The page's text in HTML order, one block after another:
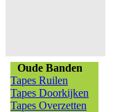
Oude Banden
Tapes Ruilen
Tapes Doorkijken
Tapes Overzetten